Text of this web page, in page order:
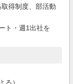
得制度、部活動
ト・週1出社を